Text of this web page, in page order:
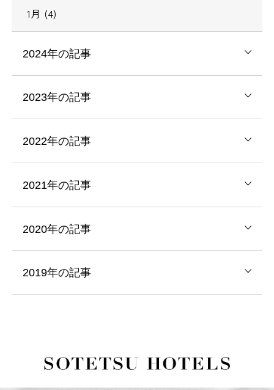
1月 (4)
2024年の記事
2023年の記事
2022年の記事
2021年の記事
2020年の記事
2019年の記事